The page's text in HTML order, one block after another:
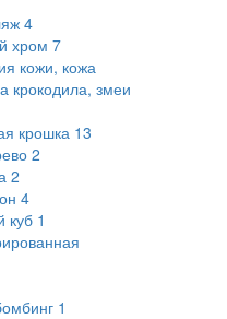
4
хром 7
кожи, кожа
крокодила, змеи
крошка 13
2
2
4
куб 1
1